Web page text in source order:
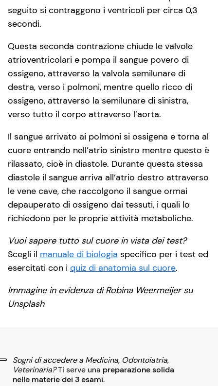
seguito si contraggono i ventricoli per circa 0,3
secondi.
Questa seconda contrazione chiude le valvole
atrioventricolari e pompa il sangue povero di
ossigeno, attraverso la valvola semilunare di
destra, verso i polmoni, mentre quello ricco di
ossigeno, attraverso la semilunare di sinistra,
verso tutto il corpo attraverso l’aorta.
Il sangue arrivato ai polmoni si ossigena e torna al
cuore entrando nell’atrio sinistro mentre questo è
rilassato, cioè in diastole. Durante questa stessa
diastole il sangue arriva all’atrio destro attraverso
le vene cave, che raccolgono il sangue ormai
depauperato di ossigeno dai tessuti, i quali lo
richiedono per le proprie attività metaboliche.
Vuoi sapere tutto sul cuore in vista dei test?
Scegli il manuale di biologia specifico per i test ed
esercitati con i quiz di anatomia sul cuore.
Immagine in evidenza di Robina Weermeijer su
Unsplash
Sogni di accedere a Medicina, Odontoiatria,
Veterinaria?Ti serve una preparazione solida
nelle materie dei 3 esami.